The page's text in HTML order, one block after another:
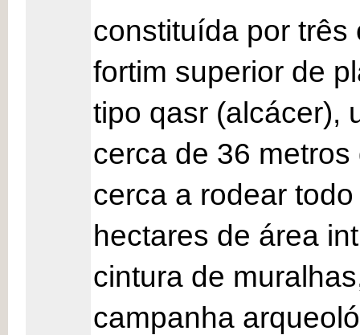
constituída por três
fortim superior de
tipo qasr (alcácer),
cerca de 36
cerca a rodear
hectares de área
cintura de
campanha